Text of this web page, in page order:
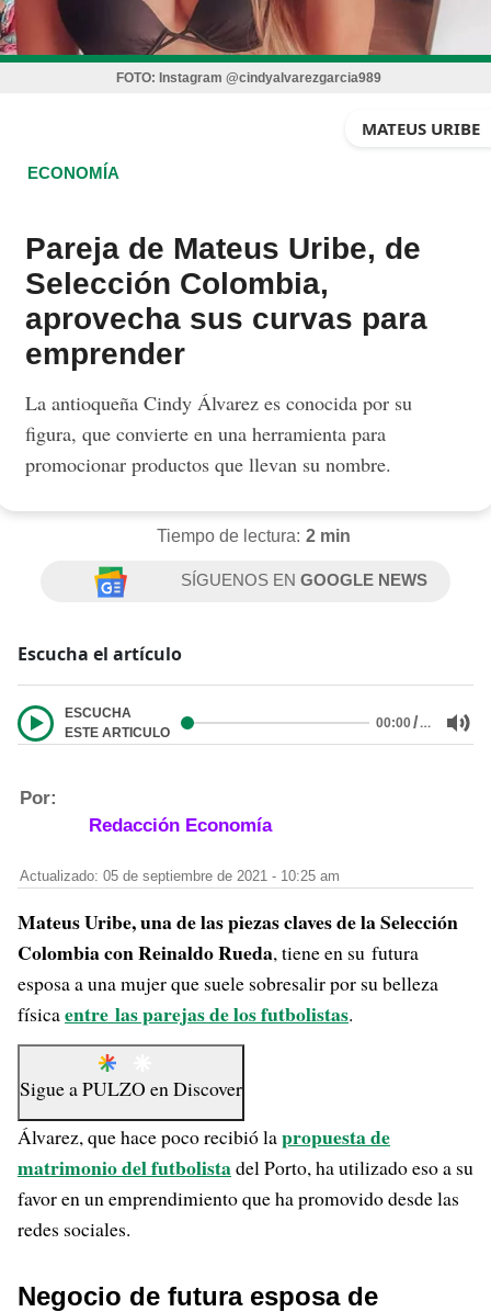
FOTO: Instagram @cindyalvarezgarcia989
MATEUS URIBE
ECONOMÍA
Pareja de Mateus Uribe, de
Selección Colombia,
aprovecha sus curvas para
emprender
La antioqueña Cindy Álvarez es conocida por su
figura, que convierte en una herramienta para
promocionar productos que llevan su nombre.
Tiempo de lectura: 2 min
SÍGUENOS ENGOOGLE NEWS
Escucha el artículo
ESCUCHA
ESTE ARTICULO
00:00/…
Por:
Redacción Economía
Actualizado: 05 de septiembre de 2021 - 10:25 am
Mateus Uribe, una de las piezas claves de la Selección
Colombia con Reinaldo Rueda, tiene en su futura
esposa a una mujer que suele sobresalir por su belleza
físicaentre las parejas de los futbolistas.
Sigue aPULZO enDiscover
Álvarez, que hace poco recibió lapropuesta de
matrimonio del futbolistadel Porto, ha utilizado eso a su
favor en un emprendimiento que ha promovido desde las
redes sociales.
Negocio de futura esposa de